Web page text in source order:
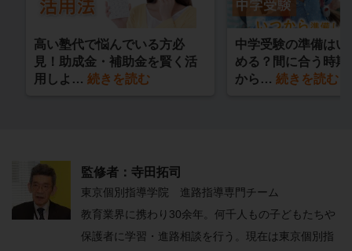
高い塾代で悩んでいる方必
見！助成金・補助金を賢く活
用しよ… 続きを読む
中学受験の準備はい
める？間に合う時期
から… 続きを読む
監修者：寺田拓司
東京個別指導学院 進路指導専門チーム
教育業界に携わり30余年。何千人もの子どもたちや
保護者に学習・進路相談を行う。現在は東京個別指